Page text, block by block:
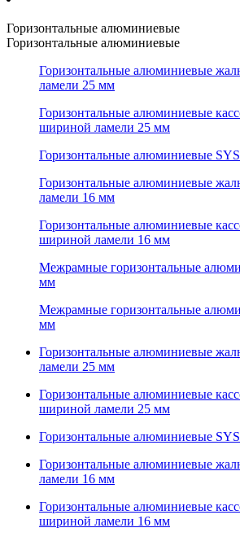
Горизонтальные алюминиевые
Горизонтальные алюминиевые
Горизонтальные алюминиевые
ламели 25 мм
Горизонтальные алюминиевые
шириной ламели 25 мм
Горизонтальные алюминиевые
Горизонтальные алюминиевые
ламели 16 мм
Горизонтальные алюминиевые
шириной ламели 16 мм
Межрамные горизонтальные
мм
Межрамные горизонтальные
мм
Горизонтальные алюминиевые
ламели 25 мм
Горизонтальные алюминиевые
шириной ламели 25 мм
Горизонтальные алюминиевые
Горизонтальные алюминиевые
ламели 16 мм
Горизонтальные алюминиевые
шириной ламели 16 мм